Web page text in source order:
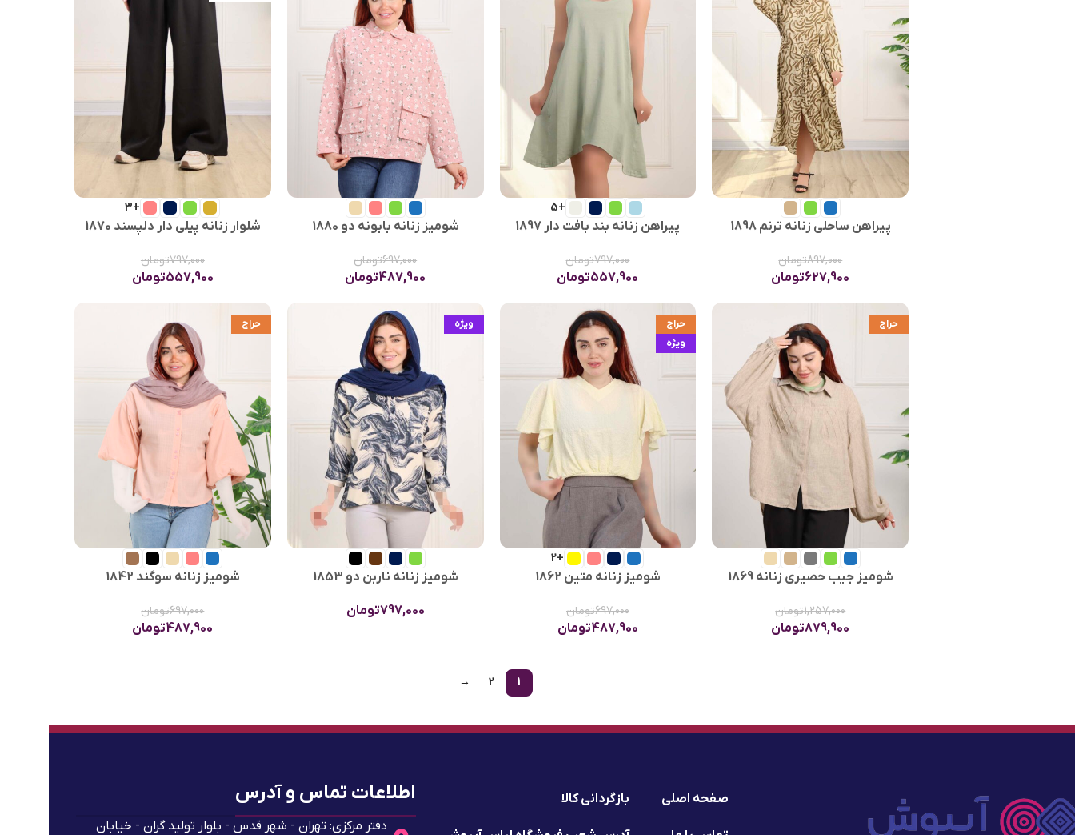
پیراهن ساحلی زنانه ترنم 1898
897,000تومان
627,900تومان
+5
پیراهن زنانه بند بافت دار 1897
797,000تومان
557,900تومان
شومیز زنانه بابونه دو 1880
697,000تومان
487,900تومان
+3
شلوار زنانه پیلی دار دلپسند 1870
797,000تومان
557,900تومان
حراج
شومیز جیب حصیری زنانه 1869
1,257,000تومان
879,900تومان
حراج
ویژه
+2
شومیز زنانه متین 1862
697,000تومان
487,900تومان
ویژه
شومیز زنانه ناربن دو 1853
797,000تومان
حراج
شومیز زنانه سوگند 1842
697,000تومان
487,900تومان
1
2
→
صفحه اصلی بازگردانی کالا
دفتر مرکزی: تهران - شهر قدس - بلوار تولید گران - خیابان
اطلاعات تماس و آدرس